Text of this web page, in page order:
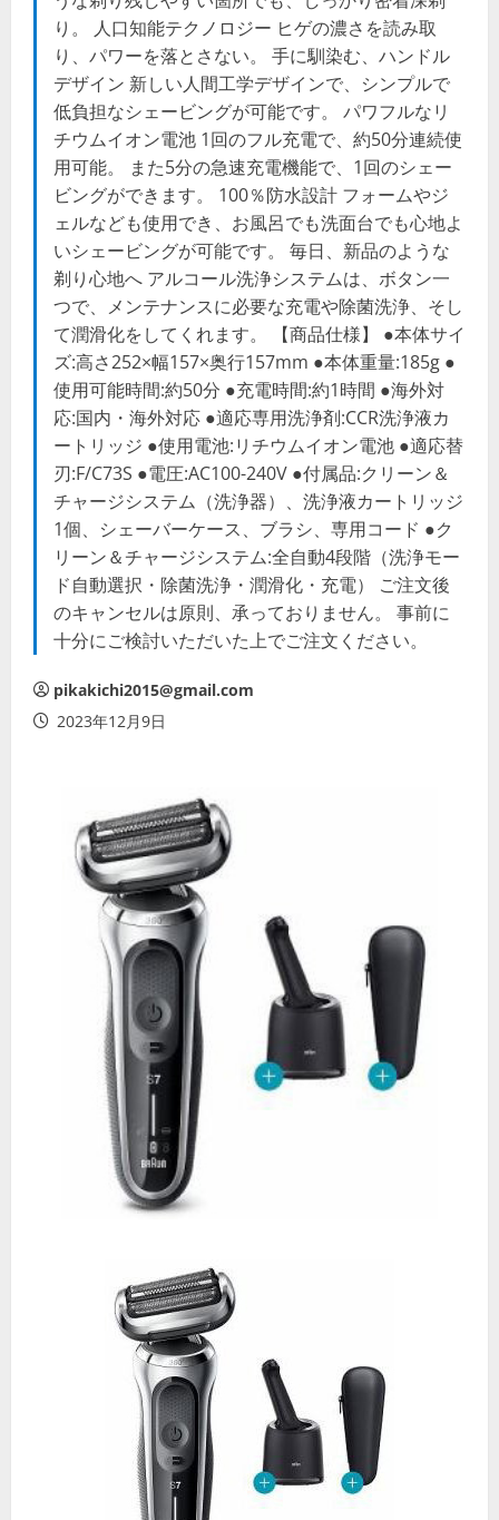
り。 人口知能テクノロジー ヒゲの濃さを読み取
り、パワーを落とさない。 手に馴染む、ハンドル
デザイン 新しい人間工学デザインで、シンプルで
低負担なシェービングが可能です。 パワフルなリ
チウムイオン電池 1回のフル充電で、約50分連続使
用可能。 また5分の急速充電機能で、1回のシェー
ビングができます。 100％防水設計 フォームやジ
ェルなども使用でき、お風呂でも洗面台でも心地よ
いシェービングが可能です。 毎日、新品のような
剃り心地へ アルコール洗浄システムは、ボタン一
つで、メンテナンスに必要な充電や除菌洗浄、そし
て潤滑化をしてくれます。 【商品仕様】 ●本体サイ
ズ:高さ252×幅157×奥行157mm ●本体重量:185g ●
使用可能時間:約50分 ●充電時間:約1時間 ●海外対
応:国内・海外対応 ●適応専用洗浄剤:CCR洗浄液カ
ートリッジ ●使用電池:リチウムイオン電池 ●適応替
刃:F/C73S ●電圧:AC100-240V ●付属品:クリーン＆
チャージシステム（洗浄器）、洗浄液カートリッジ
1個、シェーバーケース、ブラシ、専用コード ●ク
リーン＆チャージシステム:全自動4段階（洗浄モー
ド自動選択・除菌洗浄・潤滑化・充電） ご注文後
のキャンセルは原則、承っておりません。 事前に
十分にご検討いただいた上でご注文ください。
pikakichi2015@gmail.com
2023年12月9日